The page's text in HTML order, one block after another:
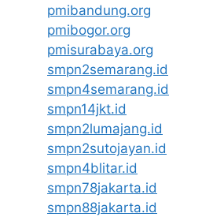
pmibandung.org
pmibogor.org
pmisurabaya.org
smpn2semarang.id
smpn4semarang.id
smpn14jkt.id
smpn2lumajang.id
smpn2sutojayan.id
smpn4blitar.id
smpn78jakarta.id
smpn88jakarta.id